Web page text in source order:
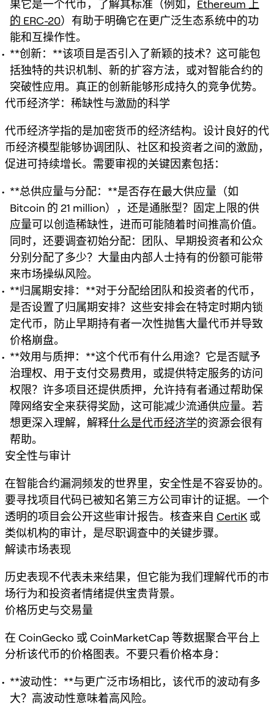
果它是一个代币，了解其标准（例如， Ethereum 上
的 ERC-20）有助于明确它在更广泛生态系统中的功
能和互操作性。
**创新：**该项目是否引入了新颖的技术？这可能包
括独特的共识机制、新的扩容方法，或对智能合约的
突破性应用。真正的创新能够形成持久的竞争优势。
代币经济学：稀缺性与激励的科学
代币经济学指的是加密货币的经济结构。设计良好的代
币经济模型能够协调团队、社区和投资者之间的激励，
促进可持续增长。需要审视的关键因素包括：
**总供应量与分配：**是否存在最大供应量（如
Bitcoin 的 21 million），还是通胀型？固定上限的供
应量可以创造稀缺性，进而可能随着时间推高价值。
同时，还要调查初始分配：团队、早期投资者和公众
分别分配了多少？大量由内部人士持有的份额可能带
来市场操纵风险。
**归属期安排：**对于分配给团队和投资者的代币，
是否设置了归属期安排？这些安排会在特定时期内锁
定代币，防止早期持有者一次性抛售大量代币并导致
价格崩盘。
**效用与质押：**这个代币有什么用途？它是否赋予
治理权、用于支付交易费用，或提供特定服务的访问
权限？许多项目还提供质押，允许持有者通过帮助保
障网络安全来获得奖励，这可能减少流通供应量。若
想更深入理解，解释什么是代币经济学的资源会很有
帮助。
安全性与审计
在智能合约漏洞频发的世界里，安全性是不容妥协的。
要寻找项目代码已被知名第三方公司审计的证据。一个
透明的项目会公开这些审计报告。核查来自 CertiK 或
类似机构的审计，是尽职调查中的关键步骤。
解读市场表现
历史表现不代表未来结果，但它能为我们理解代币的市
场行为和投资者情绪提供宝贵背景。
价格历史与交易量
在 CoinGecko 或 CoinMarketCap 等数据聚合平台上
分析该代币的价格图表。不要只看价格本身：
**波动性：**与更广泛市场相比，该代币的波动有多
大？高波动性意味着高风险。